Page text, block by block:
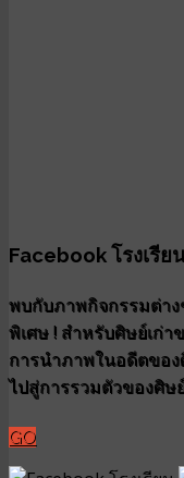
Facebook โรงเรีย
พบกับภาพกิจกรรมต่าง
พิเศษ ! สำหรับศิษย์เก่า
การนำภาพในอดีตของ
ไปสู่การรวมตัวของศิษ
GO